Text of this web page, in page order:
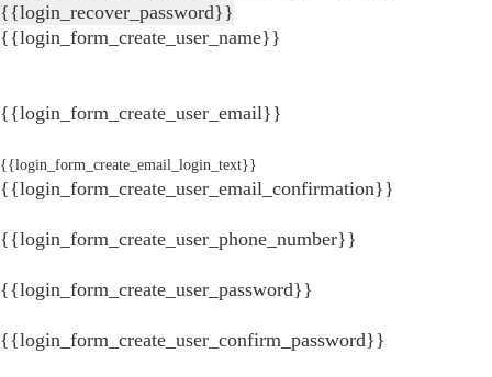
{{login_recover_password}}
{{login_form_create_user_name}}
{{login_form_create_user_email}}
{{login_form_create_email_login_text}}
{{login_form_create_user_email_confirmation}}
{{login_form_create_user_phone_number}}
{{login_form_create_user_password}}
{{login_form_create_user_confirm_password}}